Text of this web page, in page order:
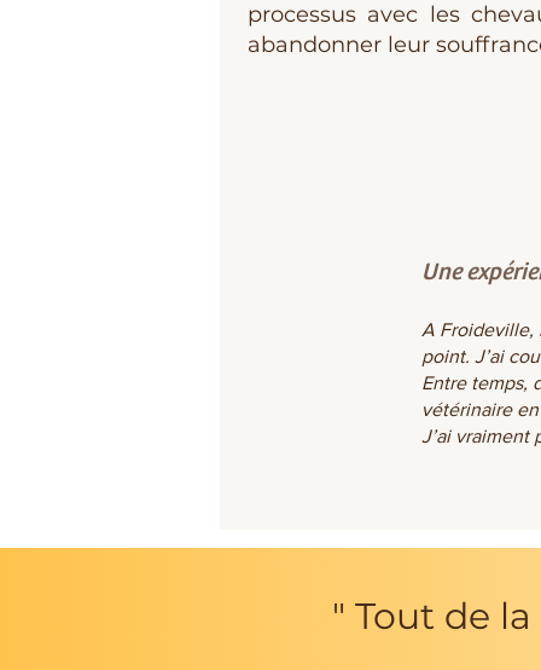
processus avec les
abandonner leur
Une
A Froideville,
point. J’ai
Entre temps,
vétérinaire
J’ai vraiment
" Tout de